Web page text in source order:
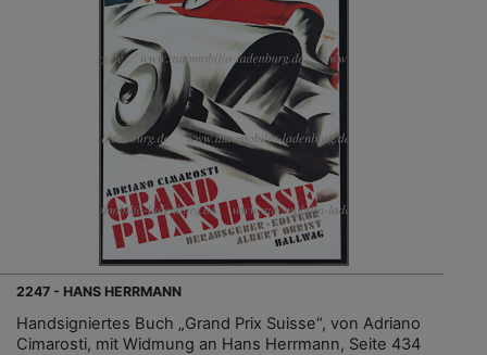
2247 - HANS HERRMANN
Handsigniertes Buch „Grand Prix Suisse“, von Adriano
Cimarosti, mit Widmung an Hans Herrmann, Seite 434